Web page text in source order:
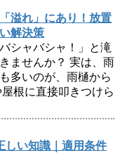
溢れ」にあり！放置
解決策
シャバシャ！」と滝
ませんか？ 実は、雨
多いのが、雨樋から
根に直接叩きつけら
しい知識｜適用条件